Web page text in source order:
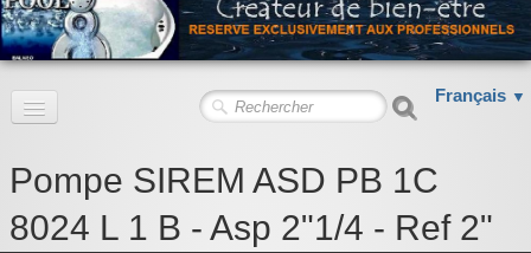
Français ▼
Pièces détachées
Pompes Piscine
Pompe SIREM ASD PB 1C
8024 L 1 B - Asp 2"1/4 - Ref 2"